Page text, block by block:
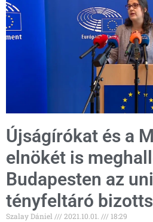
Újságírókat és a
elnökét is
Budapesten az
tényfeltáró
Szalay Dániel 2021.10.01. 18:29